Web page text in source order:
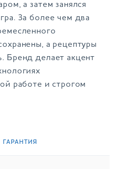
а затем занялся
За более чем два
а рецептуры
Бренд делает акцент
работе и строгом
ГАРАНТИЯ